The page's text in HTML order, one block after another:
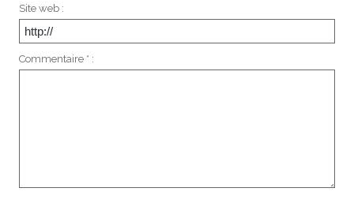
Site web :
Commentaire * :